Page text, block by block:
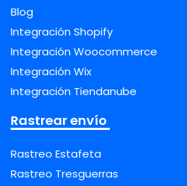
Blog
Integración Shopify
Integración Woocommerce
Integración Wix
Integración Tiendanube
Rastrear envío
Rastreo Estafeta
Rastreo Tresguerras